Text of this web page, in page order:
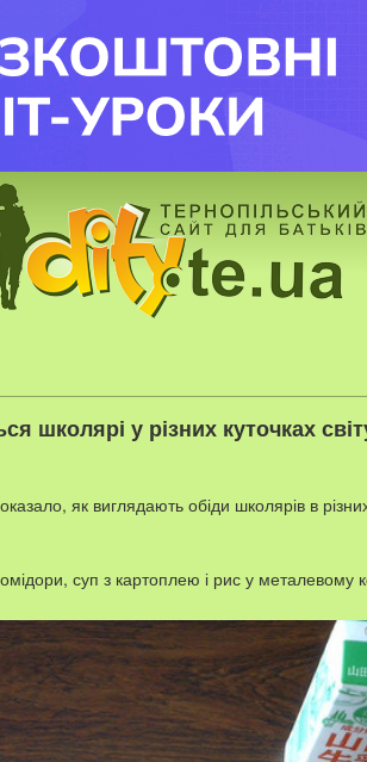
школярі у різних куточках
як виглядають обіди школярів в
суп з картоплею і рис у металевому